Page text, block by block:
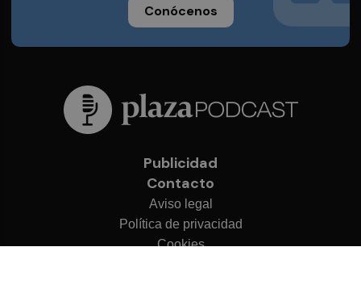
Conócenos
Publicidad
Contacto
Aviso legal
Política de privacidad
Cookies